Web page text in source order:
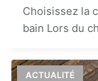
Choisissez la
bain Lors du
ACTUALITÉ